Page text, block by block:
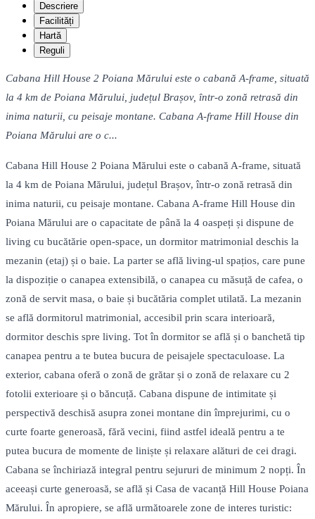
Descriere
Facilități
Hartă
Reguli
Cabana Hill House 2 Poiana Mărului este o cabană A-frame, situată
la 4 km de Poiana Mărului, județul Brașov, într-o zonă retrasă din
inima naturii, cu peisaje montane. Cabana A-frame Hill House din
Poiana Mărului are o c...
Cabana Hill House 2 Poiana Mărului este o cabană A-frame, situată
la 4 km de Poiana Mărului, județul Brașov, într-o zonă retrasă din
inima naturii, cu peisaje montane. Cabana A-frame Hill House din
Poiana Mărului are o capacitate de până la 4 oaspeți și dispune de
living cu bucătărie open-space, un dormitor matrimonial deschis la
mezanin (etaj) și o baie. La parter se află living-ul spațios, care pune
la dispoziție o canapea extensibilă, o canapea cu măsuță de cafea, o
zonă de servit masa, o baie și bucătăria complet utilată. La mezanin
se află dormitorul matrimonial, accesibil prin scara interioară,
dormitor deschis spre living. Tot în dormitor se află și o banchetă tip
canapea pentru a te butea bucura de peisajele spectaculoase. La
exterior, cabana oferă o zonă de grătar și o zonă de relaxare cu 2
fotolii exterioare și o băncuță. Cabana dispune de intimitate și
perspectivă deschisă asupra zonei montane din împrejurimi, cu o
curte foarte generoasă, fără vecini, fiind astfel ideală pentru a te
putea bucura de momente de liniște și relaxare alături de cei dragi.
Cabana se închiriază integral pentru sejururi de minimum 2 nopți. În
aceeași curte generoasă, se află și Casa de vacanță Hill House Poiana
Mărului. În apropiere, se află următoarele zone de interes turistic: